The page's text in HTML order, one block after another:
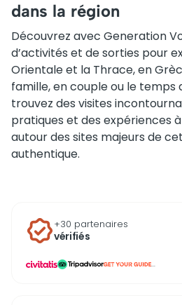
dans la région
Découvrez avec Generation
d’activités et de sorties pour
Orientale et la Thrace, en
famille, en couple ou le temps
trouvez des visites
pratiques et des expériences
autour des sites majeurs de
authentique.
+30 partenaires
vérifiés
...